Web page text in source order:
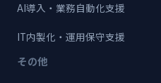
AI導入・業務自動化支援
IT内製化・運用保守支援
その他